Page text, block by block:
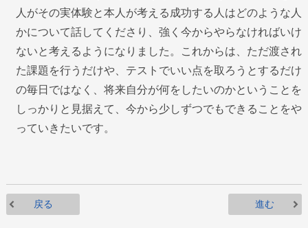
人がその実体験と本人が考える成功する人はどのような人
かについて話してくださり、強く今からやらなければいけ
ないと考えるようになりました。これからは、ただ渡され
た課題を行うだけや、テストでいい点を取ろうとするだけ
の毎日ではなく、将来自分が何をしたいのかということを
しっかりと見据えて、今から少しずつでもできることをや
っていきたいです。
戻る 進む